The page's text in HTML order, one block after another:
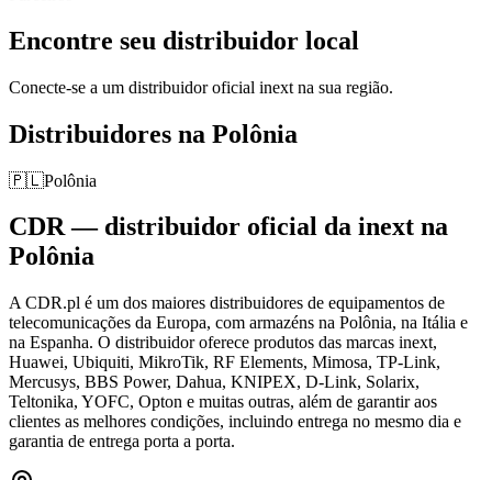
Encontre seu distribuidor local
Conecte-se a um distribuidor oficial inext na sua região.
Distribuidores na Polônia
🇵🇱Polônia
CDR — distribuidor oficial da inext na
Polônia
A CDR.pl é um dos maiores distribuidores de equipamentos de
telecomunicações da Europa, com armazéns na Polônia, na Itália e
na Espanha. O distribuidor oferece produtos das marcas inext,
Huawei, Ubiquiti, MikroTik, RF Elements, Mimosa, TP-Link,
Mercusys, BBS Power, Dahua, KNIPEX, D-Link, Solarix,
Teltonika, YOFC, Opton e muitas outras, além de garantir aos
clientes as melhores condições, incluindo entrega no mesmo dia e
garantia de entrega porta a porta.